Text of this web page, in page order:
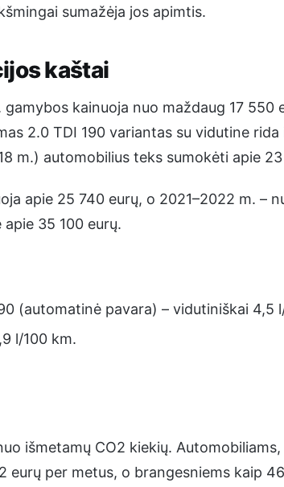
sumažėja jos apimtis.
kaštai
kainuoja nuo maždaug 17 550
2.0 TDI 190 variantas su vidutine
m.) automobilius teks sumokėti apie
apie 25 740 eurų, o 2021–2022 m. –
35 100 eurų.
(automatinė pavara) – vidutiniškai 4,5
l/100 km.
išmetamų CO2 kiekių.
eurų per metus, o brangesniems kaip